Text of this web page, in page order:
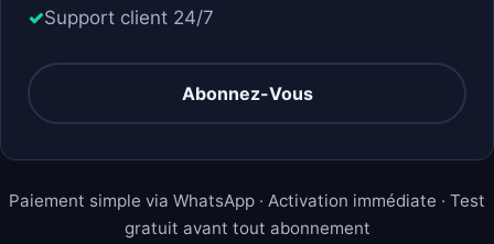
Support client 24/7
Abonnez-Vous
Paiement simple via WhatsApp · Activation immédiate · Test
gratuit avant tout abonnement